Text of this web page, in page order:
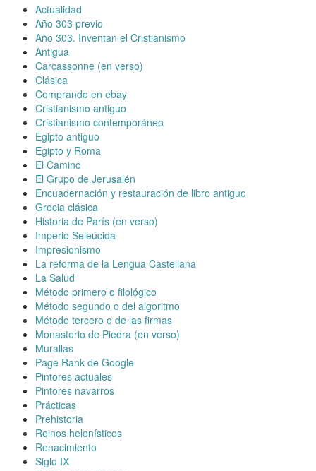
Actualidad
Año 303 previo
Año 303. Inventan el Cristianismo
Antigua
Carcassonne (en verso)
Clásica
Comprando en ebay
Cristianismo antiguo
Cristianismo contemporáneo
Egipto antiguo
Egipto y Roma
El Camino
El Grupo de Jerusalén
Encuadernación y restauración de libro antiguo
Grecia clásica
Historia de París (en verso)
Imperio Seleúcida
Impresionismo
La reforma de la Lengua Castellana
La Salud
Método primero o filológico
Método segundo o del algoritmo
Método tercero o de las firmas
Monasterio de Piedra (en verso)
Murallas
Page Rank de Google
Pintores actuales
Pintores navarros
Prácticas
Prehistoria
Reinos helenísticos
Renacimiento
Siglo IX